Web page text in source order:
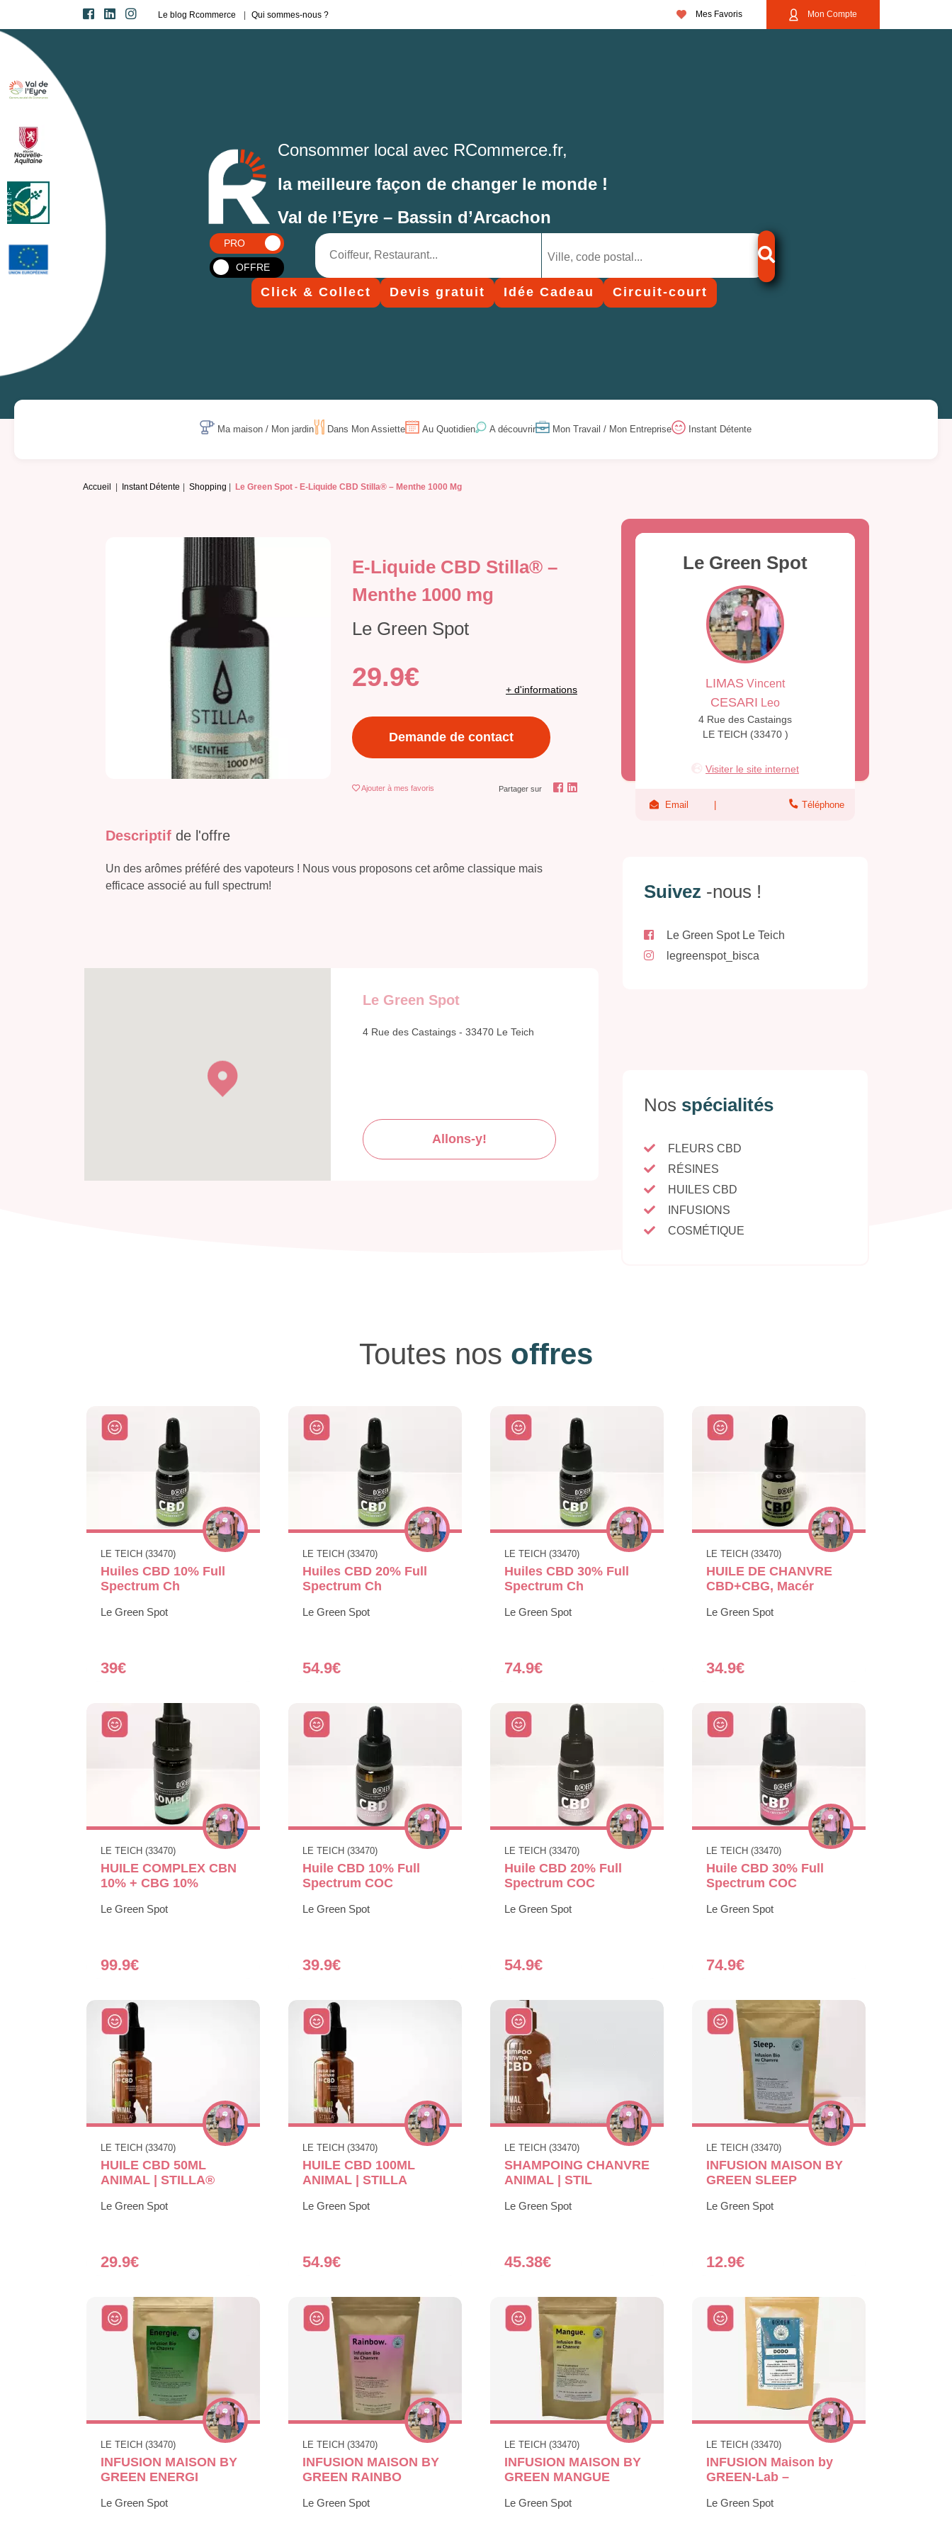
Le blog Rcommerce Qui sommes-nous ? Mes Favoris Mon Compte
Consommer local avec RCommerce.fr,
la meilleure façon de changer le monde !
Val de l’Eyre – Bassin d’Arcachon
PRO
OFFRE
Click & Collect Devis gratuit Idée Cadeau Circuit-court
Ma maison / Mon jardin Dans Mon Assiette Au Quotidien A découvrir Mon Travail / Mon Entreprise Instant Détente
Accueil Instant Détente Shopping Le Green Spot - E-Liquide CBD Stilla® – Menthe 1000 Mg
E-Liquide CBD Stilla® –
Menthe 1000 mg
Le Green Spot
29.9€ + d'informations
Demande de contact
Ajouter à mes favoris Partager sur
Descriptif de l'offre
Un des arômes préféré des vapoteurs ! Nous vous proposons cet arôme classique mais
efficace associé au full spectrum!
Le Green Spot
4 Rue des Castaings - 33470 Le Teich
Allons-y!
Le Green Spot
LIMAS Vincent
CESARI Leo
4 Rue des Castaings
LE TEICH (33470 )
Visiter le site internet
Email Téléphone
Suivez -nous !
Le Green Spot Le Teich
legreenspot_bisca
Nos spécialités
FLEURS CBD
RÉSINES
HUILES CBD
INFUSIONS
COSMÉTIQUE
Toutes nos offres
LE TEICH (33470)
Huiles CBD 10% Full
Spectrum Ch
Le Green Spot
39€
LE TEICH (33470)
Huiles CBD 20% Full
Spectrum Ch
Le Green Spot
54.9€
LE TEICH (33470)
Huiles CBD 30% Full
Spectrum Ch
Le Green Spot
74.9€
LE TEICH (33470)
HUILE DE CHANVRE
CBD+CBG, Macér
Le Green Spot
34.9€
LE TEICH (33470)
HUILE COMPLEX CBN
10% + CBG 10%
Le Green Spot
99.9€
LE TEICH (33470)
Huile CBD 10% Full
Spectrum COC
Le Green Spot
39.9€
LE TEICH (33470)
Huile CBD 20% Full
Spectrum COC
Le Green Spot
54.9€
LE TEICH (33470)
Huile CBD 30% Full
Spectrum COC
Le Green Spot
74.9€
LE TEICH (33470)
HUILE CBD 50ML
ANIMAL | STILLA®
Le Green Spot
29.9€
LE TEICH (33470)
HUILE CBD 100ML
ANIMAL | STILLA
Le Green Spot
54.9€
LE TEICH (33470)
SHAMPOING CHANVRE
ANIMAL | STIL
Le Green Spot
45.38€
LE TEICH (33470)
INFUSION MAISON BY
GREEN SLEEP
Le Green Spot
12.9€
LE TEICH (33470)
INFUSION MAISON BY
GREEN ENERGI
Le Green Spot
LE TEICH (33470)
INFUSION MAISON BY
GREEN RAINBO
Le Green Spot
LE TEICH (33470)
INFUSION MAISON BY
GREEN MANGUE
Le Green Spot
LE TEICH (33470)
INFUSION Maison by
GREEN-Lab –
Le Green Spot